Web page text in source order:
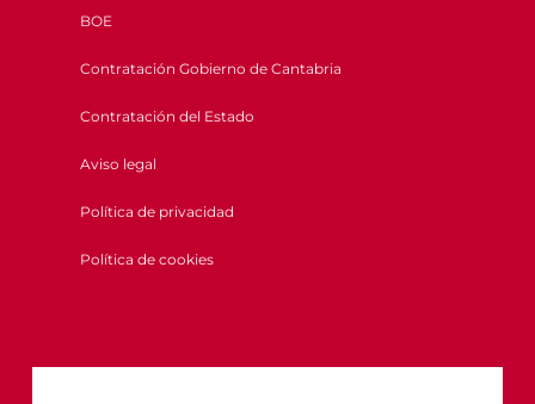
BOE
Contratación Gobierno de Cantabria
Contratación del Estado
Aviso legal
Política de privacidad
Política de cookies